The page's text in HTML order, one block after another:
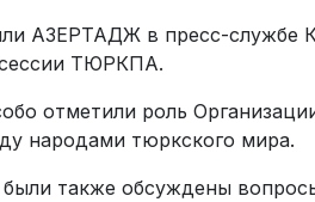
АЗЕРТАДЖ в пресс-службе
ТЮРКПА.
отметили роль
народами тюркского мира.
также обсуждены